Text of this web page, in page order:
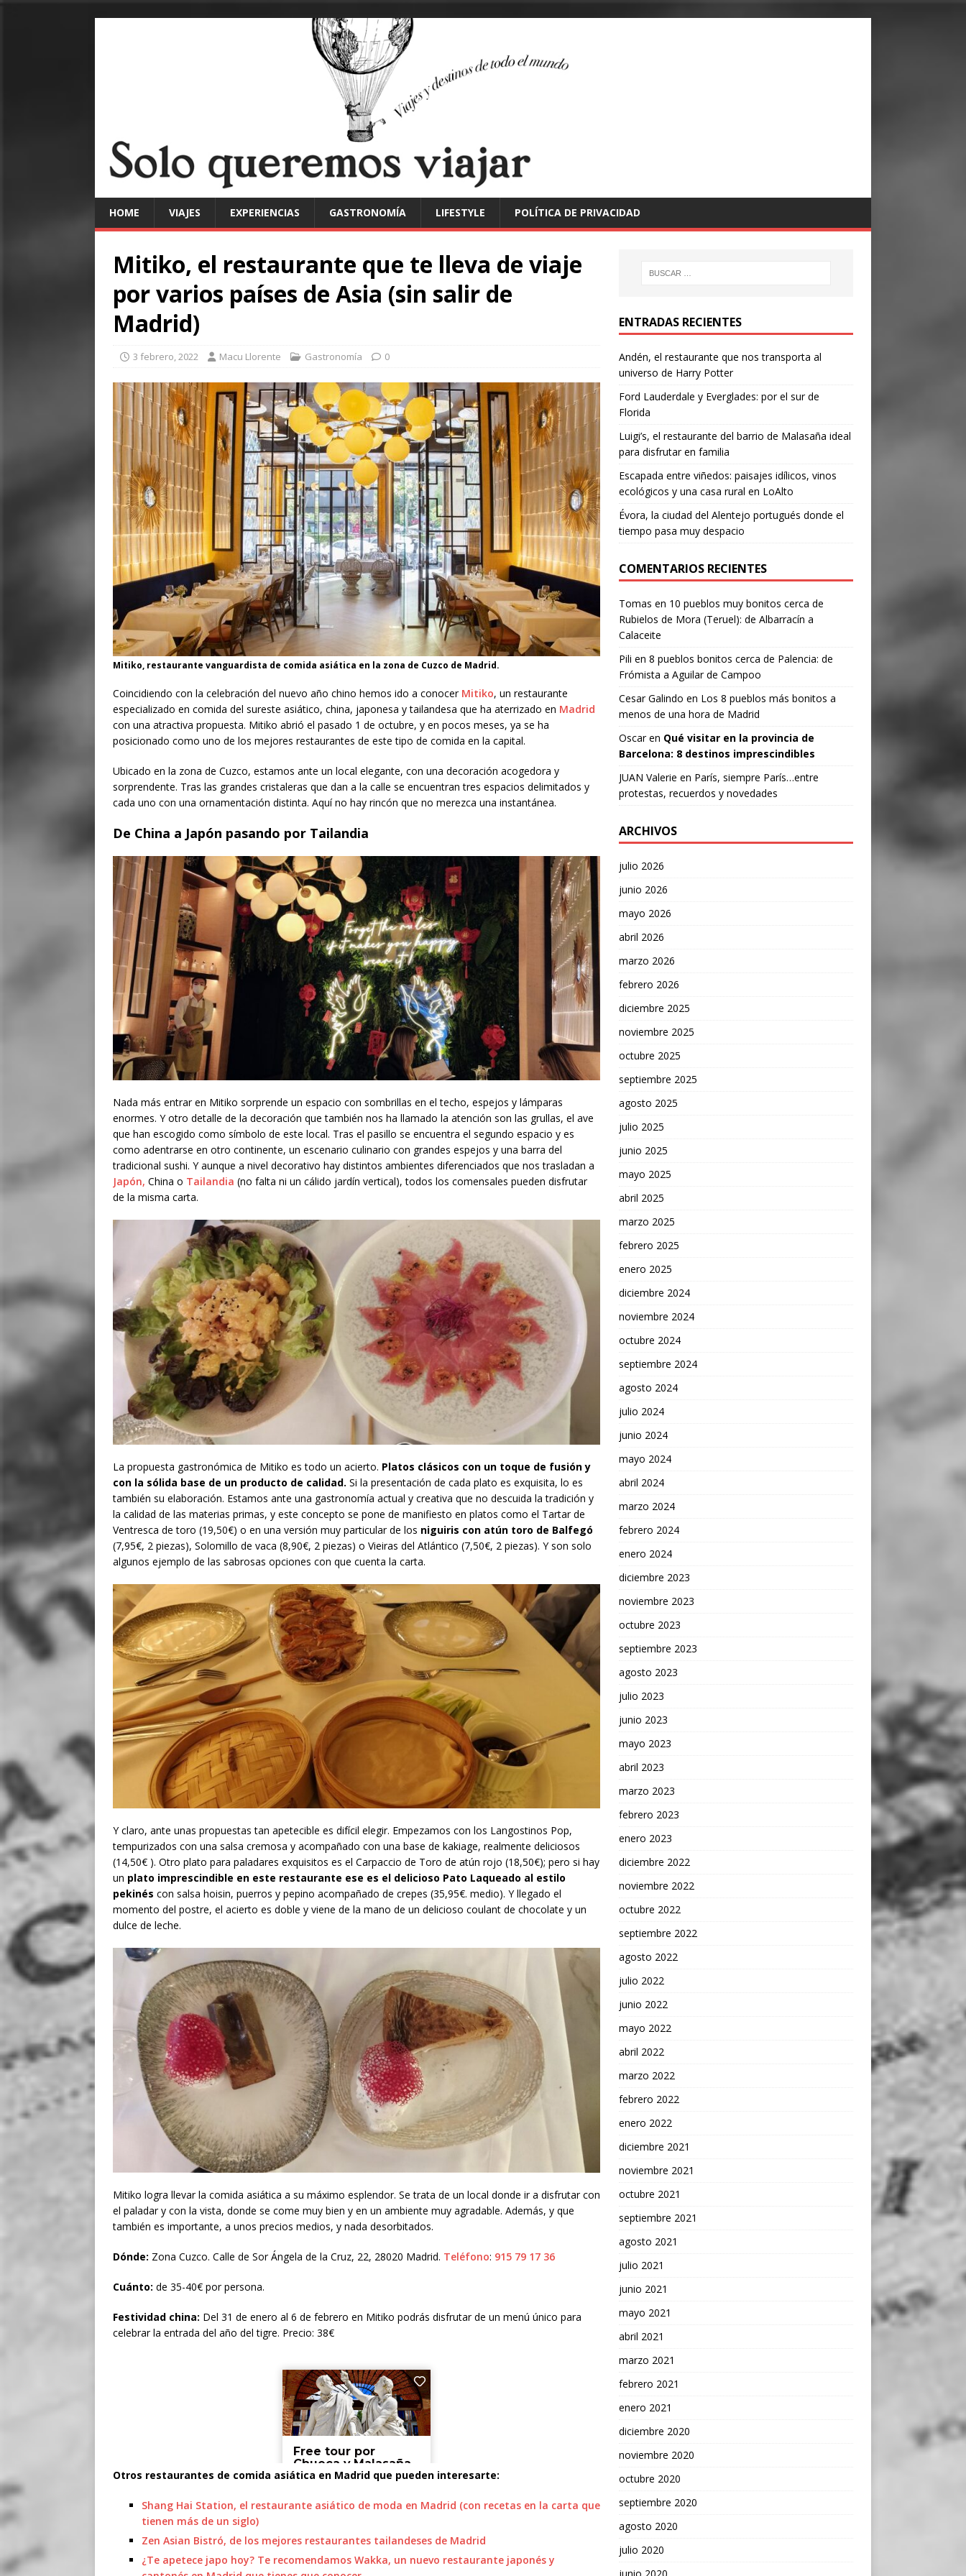
HOME VIAJES EXPERIENCIAS GASTRONOMÍA LIFESTYLE POLÍTICA DE PRIVACIDAD
Mitiko, el restaurante que te lleva de viaje
por varios países de Asia (sin salir de
Madrid)
3 febrero, 2022 Macu Llorente Gastronomía 0
Mitiko, restaurante vanguardista de comida asiática en la zona de Cuzco de Madrid.
Coincidiendo con la celebración del nuevo año chino hemos ido a conocer Mitiko, un restaurante
especializado en comida del sureste asiático, china, japonesa y tailandesa que ha aterrizado en Madrid
con una atractiva propuesta. Mitiko abrió el pasado 1 de octubre, y en pocos meses, ya se ha
posicionado como uno de los mejores restaurantes de este tipo de comida en la capital.
Ubicado en la zona de Cuzco, estamos ante un local elegante, con una decoración acogedora y
sorprendente. Tras las grandes cristaleras que dan a la calle se encuentran tres espacios delimitados y
cada uno con una ornamentación distinta. Aquí no hay rincón que no merezca una instantánea.
De China a Japón pasando por Tailandia
Nada más entrar en Mitiko sorprende un espacio con sombrillas en el techo, espejos y lámparas
enormes. Y otro detalle de la decoración que también nos ha llamado la atención son las grullas, el ave
que han escogido como símbolo de este local. Tras el pasillo se encuentra el segundo espacio y es
como adentrarse en otro continente, un escenario culinario con grandes espejos y una barra del
tradicional sushi. Y aunque a nivel decorativo hay distintos ambientes diferenciados que nos trasladan a
Japón, China o Tailandia (no falta ni un cálido jardín vertical), todos los comensales pueden disfrutar
de la misma carta.
La propuesta gastronómica de Mitiko es todo un acierto. Platos clásicos con un toque de fusión y
con la sólida base de un producto de calidad. Si la presentación de cada plato es exquisita, lo es
también su elaboración. Estamos ante una gastronomía actual y creativa que no descuida la tradición y
la calidad de las materias primas, y este concepto se pone de manifiesto en platos como el Tartar de
Ventresca de toro (19,50€) o en una versión muy particular de los niguiris con atún toro de Balfegó
(7,95€, 2 piezas), Solomillo de vaca (8,90€, 2 piezas) o Vieiras del Atlántico (7,50€, 2 piezas). Y son solo
algunos ejemplo de las sabrosas opciones con que cuenta la carta.
Y claro, ante unas propuestas tan apetecible es difícil elegir. Empezamos con los Langostinos Pop,
tempurizados con una salsa cremosa y acompañado con una base de kakiage, realmente deliciosos
(14,50€ ). Otro plato para paladares exquisitos es el Carpaccio de Toro de atún rojo (18,50€); pero si hay
un plato imprescindible en este restaurante ese es el delicioso Pato Laqueado al estilo
pekinés con salsa hoisin, puerros y pepino acompañado de crepes (35,95€. medio). Y llegado el
momento del postre, el acierto es doble y viene de la mano de un delicioso coulant de chocolate y un
dulce de leche.
Mitiko logra llevar la comida asiática a su máximo esplendor. Se trata de un local donde ir a disfrutar con
el paladar y con la vista, donde se come muy bien y en un ambiente muy agradable. Además, y que
también es importante, a unos precios medios, y nada desorbitados.
Dónde: Zona Cuzco. Calle de Sor Ángela de la Cruz, 22, 28020 Madrid. Teléfono: 915 79 17 36
Cuánto: de 35-40€ por persona.
Festividad china: Del 31 de enero al 6 de febrero en Mitiko podrás disfrutar de un menú único para
celebrar la entrada del año del tigre. Precio: 38€
Otros restaurantes de comida asiática en Madrid que pueden interesarte:
Shang Hai Station, el restaurante asiático de moda en Madrid (con recetas en la carta que
tienen más de un siglo)
Zen Asian Bistró, de los mejores restaurantes tailandeses de Madrid
¿Te apetece japo hoy? Te recomendamos Wakka, un nuevo restaurante japonés y
ENTRADAS RECIENTES
Andén, el restaurante que nos transporta al
universo de Harry Potter
Ford Lauderdale y Everglades: por el sur de
Florida
Luigi’s, el restaurante del barrio de Malasaña ideal
para disfrutar en familia
Escapada entre viñedos: paisajes idílicos, vinos
ecológicos y una casa rural en LoAlto
Évora, la ciudad del Alentejo portugués donde el
tiempo pasa muy despacio
COMENTARIOS RECIENTES
Tomas en 10 pueblos muy bonitos cerca de
Rubielos de Mora (Teruel): de Albarracín a
Calaceite
Pili en 8 pueblos bonitos cerca de Palencia: de
Frómista a Aguilar de Campoo
Cesar Galindo en Los 8 pueblos más bonitos a
menos de una hora de Madrid
Oscaren Qué visitar en la provincia de
Barcelona: 8 destinos imprescindibles
JUAN Valerie en París, siempre París…entre
protestas, recuerdos y novedades
ARCHIVOS
julio 2026
junio 2026
mayo 2026
abril 2026
marzo 2026
febrero 2026
diciembre 2025
noviembre 2025
octubre 2025
septiembre 2025
agosto 2025
julio 2025
junio 2025
mayo 2025
abril 2025
marzo 2025
febrero 2025
enero 2025
diciembre 2024
noviembre 2024
octubre 2024
septiembre 2024
agosto 2024
julio 2024
junio 2024
mayo 2024
abril 2024
marzo 2024
febrero 2024
enero 2024
diciembre 2023
noviembre 2023
octubre 2023
septiembre 2023
agosto 2023
julio 2023
junio 2023
mayo 2023
abril 2023
marzo 2023
febrero 2023
enero 2023
diciembre 2022
noviembre 2022
octubre 2022
septiembre 2022
agosto 2022
julio 2022
junio 2022
mayo 2022
abril 2022
marzo 2022
febrero 2022
enero 2022
diciembre 2021
noviembre 2021
octubre 2021
septiembre 2021
agosto 2021
julio 2021
junio 2021
mayo 2021
abril 2021
marzo 2021
febrero 2021
enero 2021
diciembre 2020
noviembre 2020
octubre 2020
septiembre 2020
agosto 2020
julio 2020